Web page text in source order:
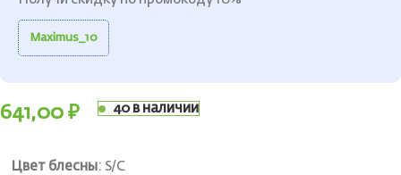
Maximus_10
641,00 ₽ 40 в наличии
Цвет блесны: S/C